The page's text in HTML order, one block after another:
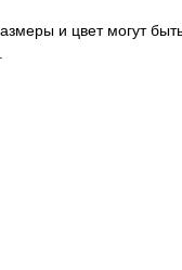
и цвет могут